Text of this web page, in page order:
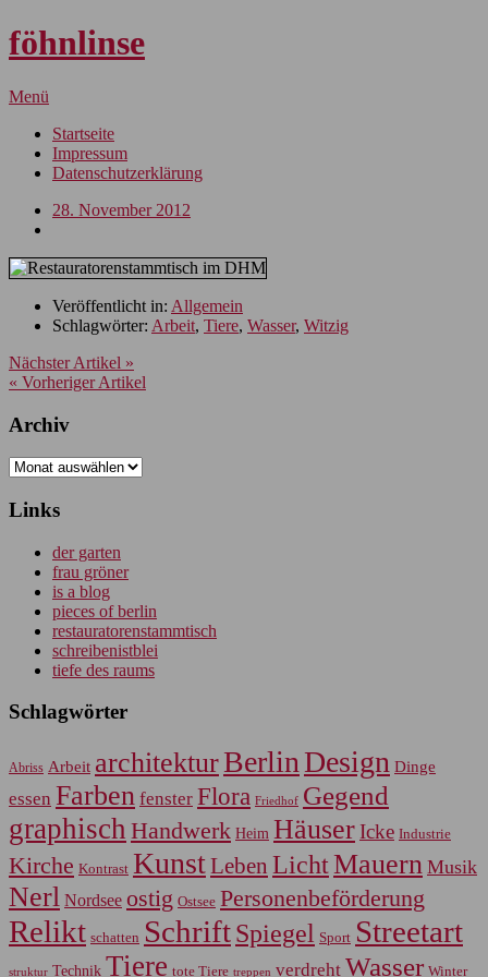
föhnlinse
Menü
Startseite
Impressum
Datenschutzerklärung
28. November 2012
Veröffentlicht in: Allgemein
Schlagwörter: Arbeit, Tiere, Wasser, Witzig
Nächster Artikel »
« Vorheriger Artikel
Archiv
Archiv
Links
der garten
frau gröner
is a blog
pieces of berlin
restauratorenstammtisch
schreibenistblei
tiefe des raums
Schlagwörter
Abriss Arbeit architekturBerlin Design Dinge
essen Farben fenster Flora Friedhof Gegend
graphisch Handwerk Heim HäuserIcke Industrie
Kirche Kontrast KunstLeben LichtMauern Musik
Nerl Nordsee ostig Ostsee Personenbeförderung
Relikt schatten SchriftSpiegel Sport Streetart
struktur Technik Tiere tote Tiere treppen verdreht Wasser Winter